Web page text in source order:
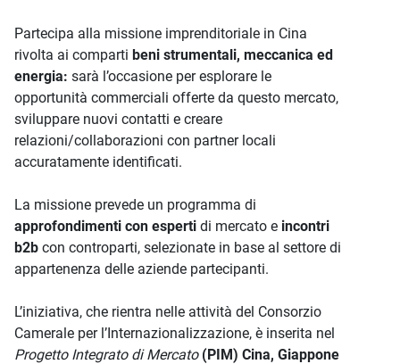
Partecipa alla missione imprenditoriale in Cina
rivolta ai comparti beni strumentali, meccanica ed
energia: sarà l’occasione per esplorare le
opportunità commerciali offerte da questo mercato,
sviluppare nuovi contatti e creare
relazioni/collaborazioni con partner locali
accuratamente identificati.
La missione prevede un programma di
approfondimenti con esperti di mercato e incontri
b2b con controparti, selezionate in base al settore di
appartenenza delle aziende partecipanti.
L’iniziativa, che rientra nelle attività del Consorzio
Camerale per l’Internazionalizzazione, è inserita nel
Progetto Integrato di Mercato (PIM) Cina, Giappone